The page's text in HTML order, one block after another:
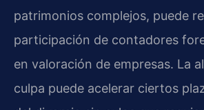
patrimonios complejos, puede
participación de contadores
en valoración de empresas. La
culpa puede acelerar ciertos